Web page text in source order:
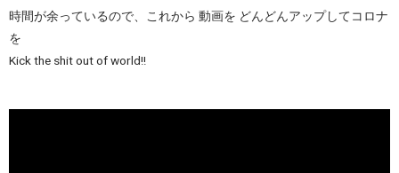
時間が余っているので、これから 動画を どんどんアップしてコロナ
を
Kick the shit out of world!!